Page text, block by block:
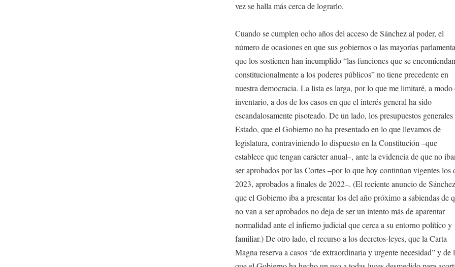
vez se halla más cerca de lograrlo.
Cuando se cumplen ocho años del acceso de Sánchez al poder, el
número de ocasiones en que sus gobiernos o las mayorías
que los sostienen han incumplido “las funciones que se encomiendan
constitucionalmente a los poderes públicos” no tiene precedente en
nuestra democracia. La lista es larga, por lo que me limitaré, a modo
inventario, a dos de los casos en que el interés general ha sido
escandalosamente pisoteado. De un lado, los presupuestos generales
Estado, que el Gobierno no ha presentado en lo que llevamos de
legislatura, contraviniendo lo dispuesto en la Constitución –que
establece que tengan carácter anual–, ante la evidencia de que no
ser aprobados por las Cortes –por lo que hoy continúan vigentes los
2023, aprobados a finales de 2022–. (El reciente anuncio de
que el Gobierno iba a presentar los del año próximo a sabiendas de
no van a ser aprobados no deja de ser un intento más de aparentar
normalidad ante el infierno judicial que cerca a su entorno político y
familiar.) De otro lado, el recurso a los decretos-leyes, que la Carta
Magna reserva a casos “de extraordinaria y urgente necesidad” y de